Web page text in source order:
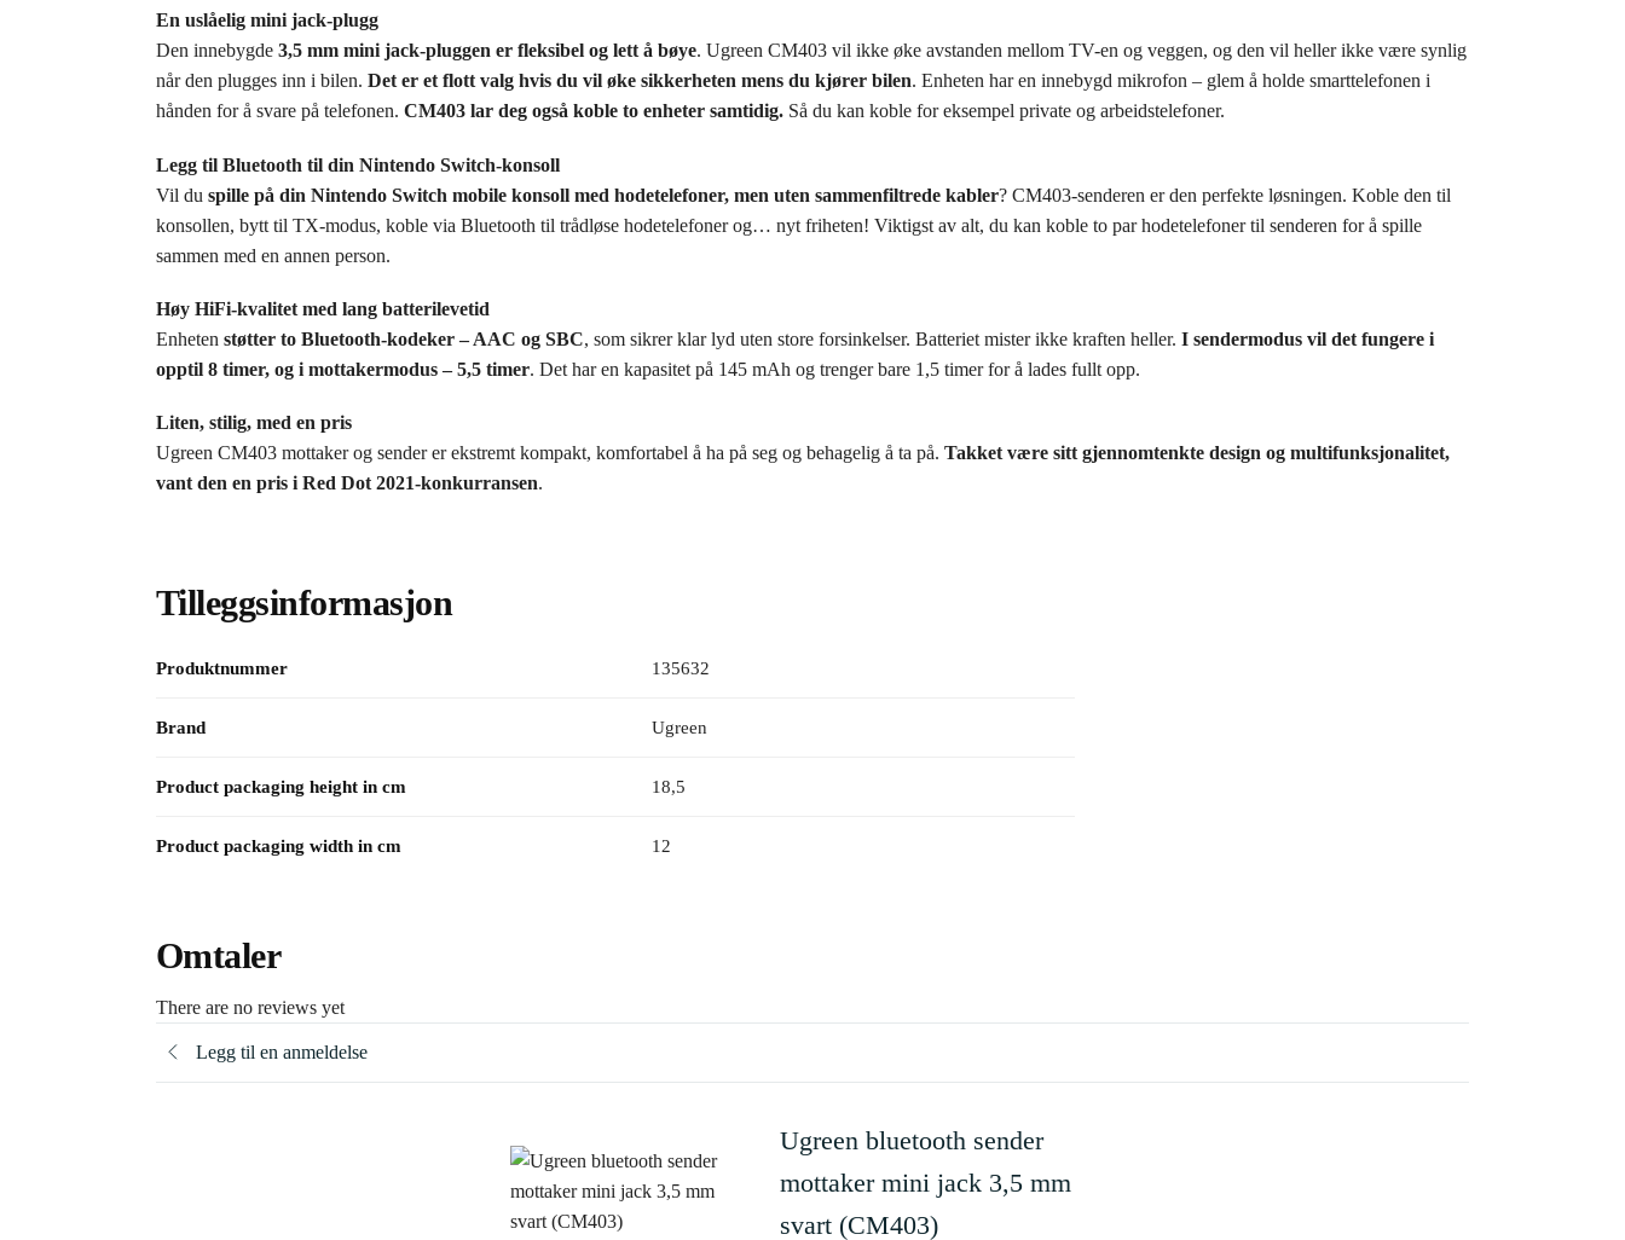
En uslåelig mini jack-plugg
Den innebygde 3,5 mm mini jack-pluggen er fleksibel og lett å bøye. Ugreen CM403 vil ikke øke avstanden mellom TV-en og veggen, og den vil heller ikke være synlig
når den plugges inn i bilen. Det er et flott valg hvis du vil øke sikkerheten mens du kjører bilen. Enheten har en innebygd mikrofon – glem å holde smarttelefonen i
hånden for å svare på telefonen. CM403 lar deg også koble to enheter samtidig.Så du kan koble for eksempel private og arbeidstelefoner.
Legg til Bluetooth til din Nintendo Switch-konsoll
Vil du spille på din Nintendo Switch mobile konsoll med hodetelefoner, men uten sammenfiltrede kabler? CM403-senderen er den perfekte løsningen. Koble den til
konsollen, bytt til TX-modus, koble via Bluetooth til trådløse hodetelefoner og… nyt friheten! Viktigst av alt, du kan koble to par hodetelefoner til senderen for å spille
sammen med en annen person.
Høy HiFi-kvalitet med lang batterilevetid
Enheten støtter to Bluetooth-kodeker – AAC og SBC, som sikrer klar lyd uten store forsinkelser. Batteriet mister ikke kraften heller. I sendermodus vil det fungere i
opptil 8 timer, og i mottakermodus – 5,5 timer. Det har en kapasitet på 145 mAh og trenger bare 1,5 timer for å lades fullt opp.
Liten, stilig, med en pris
Ugreen CM403 mottaker og sender er ekstremt kompakt, komfortabel å ha på seg og behagelig å ta på. Takket være sitt gjennomtenkte design og multifunksjonalitet,
vant den en pris i Red Dot 2021-konkurransen.
Tilleggsinformasjon
Produktnummer 135632
Brand Ugreen
Product packaging height in cm 18,5
Product packaging width in cm 12
Omtaler
There are no reviews yet
Legg til en anmeldelse
Ugreen bluetooth sender
mottaker mini jack 3,5 mm
svart (CM403)